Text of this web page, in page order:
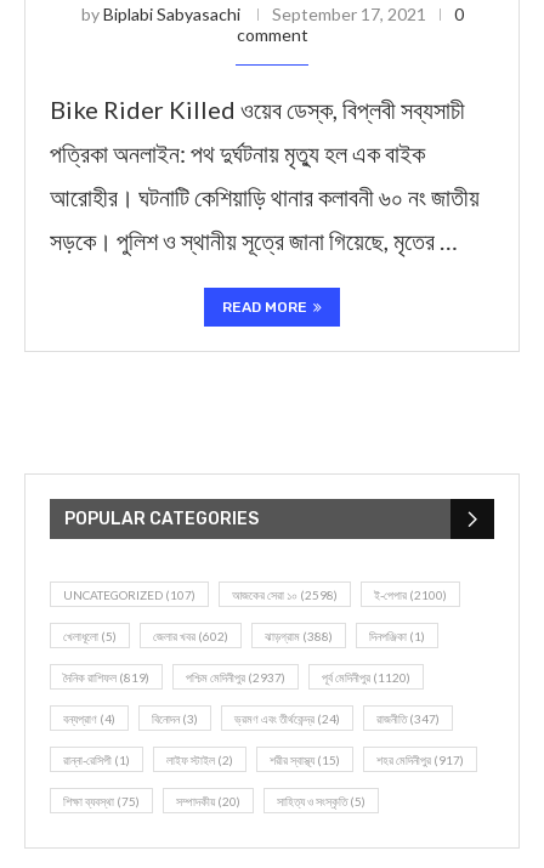
byBiplabi Sabyasachi September 17, 2021
0
comment
Bike Rider Killed ওয়েব ডেস্ক, বিপ্লবী সব্যসাচী
পত্রিকা অনলাইন: পথ দুর্ঘটনায় মৃত্যু হল এক বাইক
আরোহীর। ঘটনাটি কেশিয়াড়ি থানার কলাবনী ৬০ নং জাতীয়
সড়কে। পুলিশ ও স্থানীয় সূত্রে জানা গিয়েছে, মৃতের …
READ MORE
POPULAR CATEGORIES
UNCATEGORIZED (107) আজকের সেরা ১০ (2598) ই-পেপার (2100)
খেলাধূলো (5) জেলার খবর (602) ঝাড়গ্রাম (388) দিনপঞ্জিকা (1)
দৈনিক রাশিফল (819) পশ্চিম মেদিনীপুর (2937) পূর্ব মেদিনীপুর (1120)
বন্যপ্রাণ (4) বিনোদন(3) ভ্রমণ এবং তীর্থকেন্দ্র (24) রাজনীতি(347)
রান্না-রেসিপী (1) লাইফ স্টাইল (2) শরীর স্বাস্থ্য (15) শহর মেদিনীপুর (917)
শিক্ষা ব্যবস্থা (75) সম্পাদকীয় (20) সাহিত্য ও সংস্কৃতি(5)